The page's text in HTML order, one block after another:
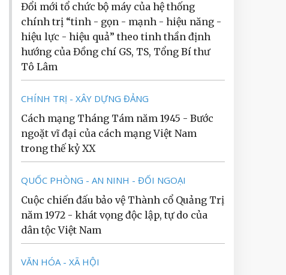
Đổi mới tổ chức bộ máy của hệ thống
chính trị “tinh - gọn - mạnh - hiệu năng -
hiệu lực - hiệu quả” theo tinh thần định
hướng của Đồng chí GS, TS, Tổng Bí thư
Tô Lâm
CHÍNH TRỊ - XÂY DỰNG ĐẢNG
Cách mạng Tháng Tám năm 1945 - Bước
ngoặt vĩ đại của cách mạng Việt Nam
trong thế kỷ XX
QUỐC PHÒNG - AN NINH - ĐỐI NGOẠI
Cuộc chiến đấu bảo vệ Thành cổ Quảng Trị
năm 1972 - khát vọng độc lập, tự do của
dân tộc Việt Nam
VĂN HÓA - XÃ HỘI